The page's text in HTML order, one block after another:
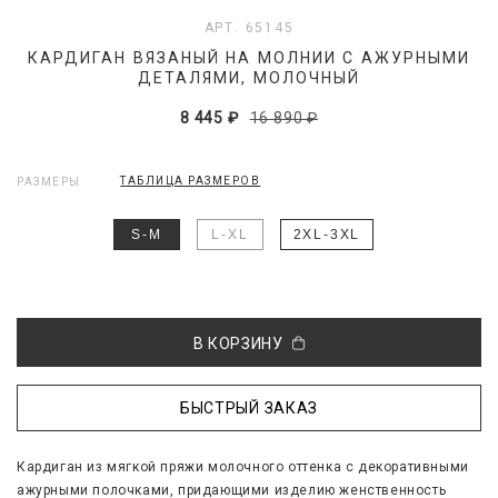
АРТ. 65145
КАРДИГАН ВЯЗАНЫЙ НА МОЛНИИ С АЖУРНЫМИ
ДЕТАЛЯМИ, МОЛОЧНЫЙ
8 445 ₽ 16 890 ₽
РАЗМЕРЫ ТАБЛИЦА РАЗМЕРОВ
S-M L-XL 2XL-3XL
В КОРЗИНУ
БЫСТРЫЙ ЗАКАЗ
Кардиган из мягкой пряжи молочного оттенка с декоративными
ажурными полочками, придающими изделию женственность